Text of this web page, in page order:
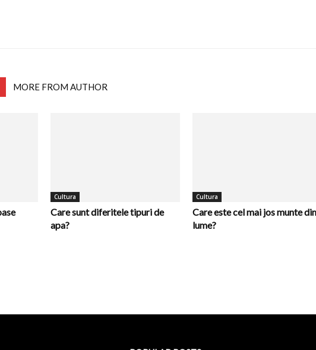
MORE FROM AUTHOR
Cultura
Care sunt diferitele tipuri de
apa?
Cultura
Care este cel mai jos munte din
lume?